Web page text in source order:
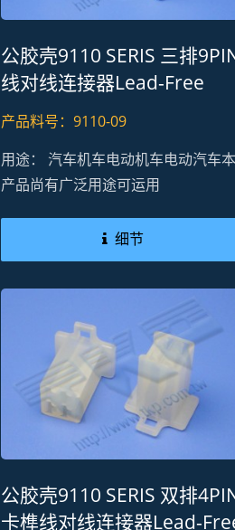
公胶壳9110 SERIS 三排
线对线连接器Lead-Free
RoHS REACH
产品料号：9110-09
用途： 汽车机车电动机车电动汽车本
产品尚有广泛用途可运用
细节
公胶壳9110 SERIS 双排
卡榫线对线连接器Lead-
H20M5 车灯动态连接器